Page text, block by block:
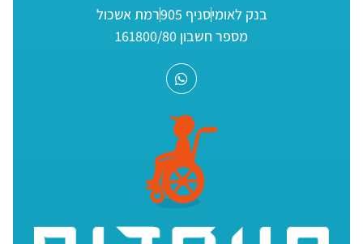
בנק לאומיסניף 905
רמת אשכול
מספר חשבון 161800/80